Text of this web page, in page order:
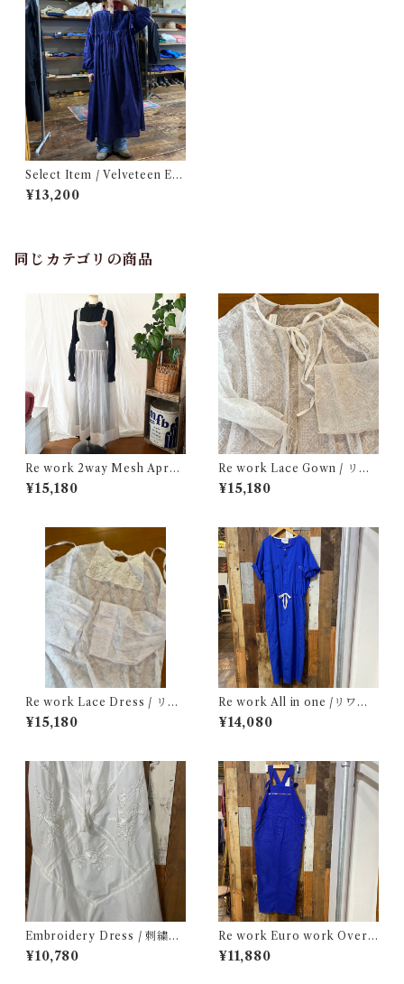
Select Item / Velveteen Em
broidery iIndian Cotton Dr
ess / 別珍 刺繍 入り インド綿
¥13,200
同じカテゴリの商品
Re work 2way Mesh Apron
Dress /リワーク 2way メッシ
ュ エプロン ドレス 古着
¥15,180
Re work Lace Gown / リワ
ーク レース ガウン 古着
¥15,180
Re work Lace Dress / リワ
ーク レース ドレス 古着
¥15,180
Re work All in one /リワー
ク オールインワン 古着
¥14,080
Embroidery Dress / 刺繍入
り キャミ ドレス
¥10,780
Re work Euro work Overal
l / リワーク ユーロ ワーク オ
ーバーオール サロペット 古着
¥11,880